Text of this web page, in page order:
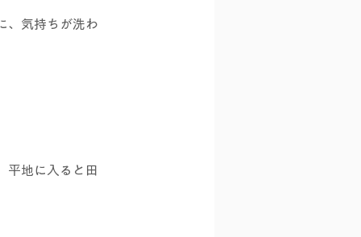
、気持ちが洗わ
平地に入ると田